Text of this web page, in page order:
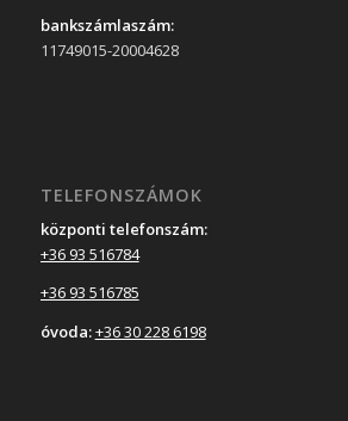
bankszámlaszám:
11749015-20004628
TELEFONSZÁMOK
központi telefonszám:
+36 93 516784
+36 93 516785
óvoda:+36 30 228 6198